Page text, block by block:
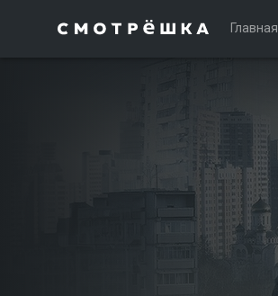
Главная